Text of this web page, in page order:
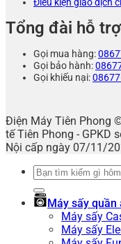
Điều kiện giao dịch
Tổng đài hỗ trợ
Gọi mua hàng:
Gọi bảo hành:
Gọi khiếu nại:
Điện Máy Tiên Phong
tế Tiên Phong - GPKD
Nội cấp ngày 07/11/
Tìm
Máy sấy quần
Máy sấy
Máy sấy